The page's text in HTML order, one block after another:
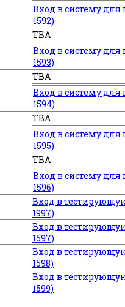
Вход в систему для
1592)
TBA
Вход в систему для
1593)
TBA
Вход в систему для
1594)
TBA
Вход в систему для
1595)
TBA
Вход в систему для
1596)
Вход в
1997)
Вход в
1597)
Вход в
1598)
Вход в
1599)